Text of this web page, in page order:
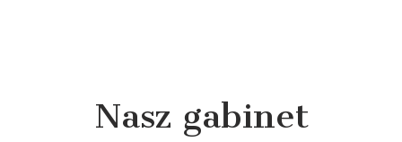
Nasz gabinet